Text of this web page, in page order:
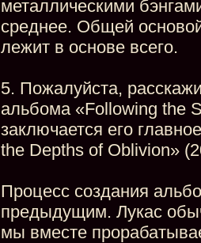
металлическими
среднее. Общей
лежит в основе всего.
5. Пожалуйста,
альбома «Following the
заключается его
the Depths of Oblivion»
Процесс создания
предыдущим. Лукас
мы вместе